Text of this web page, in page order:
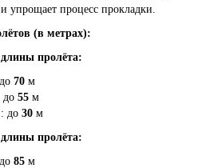
упрощает процесс прокладки.
(в метрах):
пролёта:
70 м
до 55 м
до 30 м
пролёта:
85 м